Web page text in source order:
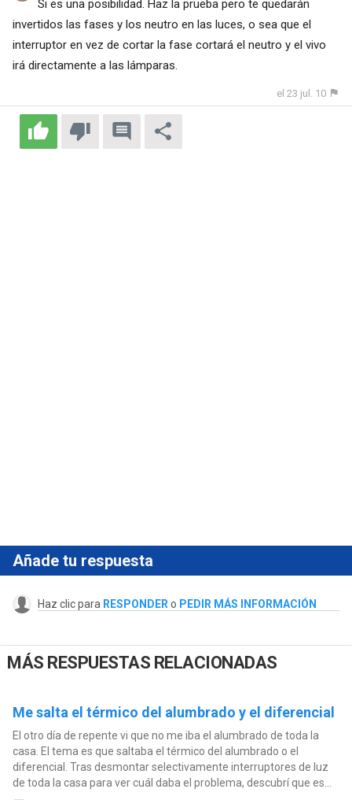
Si es una posibilidad. Haz la prueba pero te quedarán
invertidos las fases y los neutro en las luces, o sea que el
interruptor en vez de cortar la fase cortará el neutro y el vivo
irá directamente a las lámparas.
el 23 jul. 10
Añade tu respuesta
Haz clic para RESPONDER o PEDIR MÁS INFORMACIÓN
MÁS RESPUESTAS RELACIONADAS
Me salta el térmico del alumbrado y el diferencial
El otro día de repente vi que no me iba el alumbrado de toda la
casa. El tema es que saltaba el térmico del alumbrado o el
diferencial. Tras desmontar selectivamente interruptores de luz
de toda la casa para ver cuál daba el problema, descubrí que es...